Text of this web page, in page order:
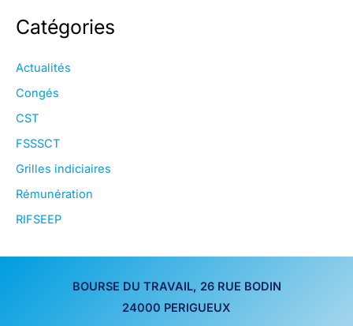
Catégories
Actualités
Congés
CST
FSSSCT
Grilles indiciaires
Rémunération
RIFSEEP
BOURSE DU TRAVAIL, 26 RUE BODIN
24000 PERIGUEUX